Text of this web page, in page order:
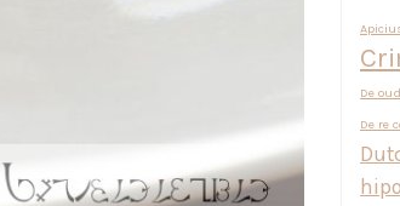
De
De re